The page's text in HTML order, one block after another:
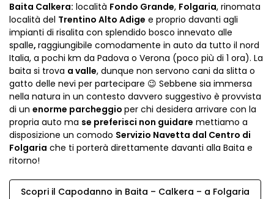
Baita Calkera: località Fondo Grande, Folgaria, rinomata
località del Trentino Alto Adige e proprio davanti agli
impianti di risalita con splendido bosco innevato alle
spalle, raggiungibile comodamente in auto da tutto il nord
Italia, a pochi km da Padova o Verona (poco più di 1 ora). La
baita si trova a valle, dunque non servono cani da slitta o
gatto delle nevi per partecipare 😉 Sebbene sia immersa
nella natura in un contesto davvero suggestivo è provvista
di un enorme parcheggio per chi desidera arrivare con la
propria auto ma se preferisci non guidare mettiamo a
disposizione un comodo Servizio Navetta dal Centro di
Folgaria che ti porterà direttamente davanti alla Baita e
ritorno!
Scopri il Capodanno in Baita – Calkera – a Folgaria